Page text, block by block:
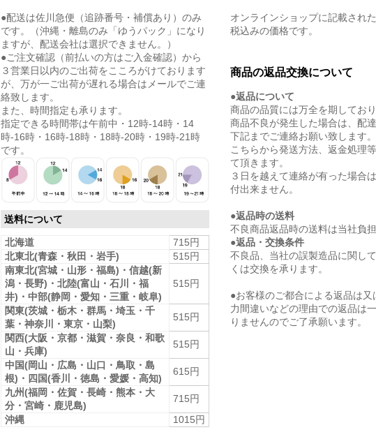
●配送は佐川急便（追跡番号・補償あり）のみ
です。（沖縄・離島のみ「ゆうパック」になり
ますが、配送会社は選択できません。）
●ご注文確認（前払いの方はご入金確認）から
３営業日以内のご出荷をこころがけております
が、万が一ご出荷が遅れる場合はメールでご連
絡致します。
また、時間指定も承ります。
指定できる時間帯は午前中・12時-14時・14
時-16時・16時-18時・18時-20時・19時-21時
です。
送料について
北海道
715円
北東北(青森・秋田・岩手)
515円
南東北(宮城・山形・福島)・信越(新
潟・長野)・北陸(富山・石川・福
井)・中部(静岡・愛知・三重・岐阜)
515円
関東(茨城・栃木・群馬・埼玉・千
葉・神奈川・東京・山梨)
515円
関西(大阪・京都・滋賀・奈良・和歌
山・兵庫)
515円
中国(岡山・広島・山口・鳥取・島
根)・四国(香川・徳島・愛媛・高知)
615円
九州(福岡・佐賀・長崎・熊本・大
分・宮崎・鹿児島)
715円
沖縄
1015円
オンラインショップに記載され
税込みの価格です。
商品の返品交換について
●返品について
商品の品質には万全を期してお
商品不良が発生した場合は、配
下記までご連絡お願い致します。
こちらから発送方法、返金処理
て頂きます。
３日を越えて連絡が有った場合
付出来ません。
●返品時の送料
不良商品返品時の送料は当社負
●返品・交換条件
不良品、当社の誤製造品に関し
くは交換を承ります。
●お客様のご都合による返品は又
力間違いなどの理由での返品は
りませんのでご了承願います。